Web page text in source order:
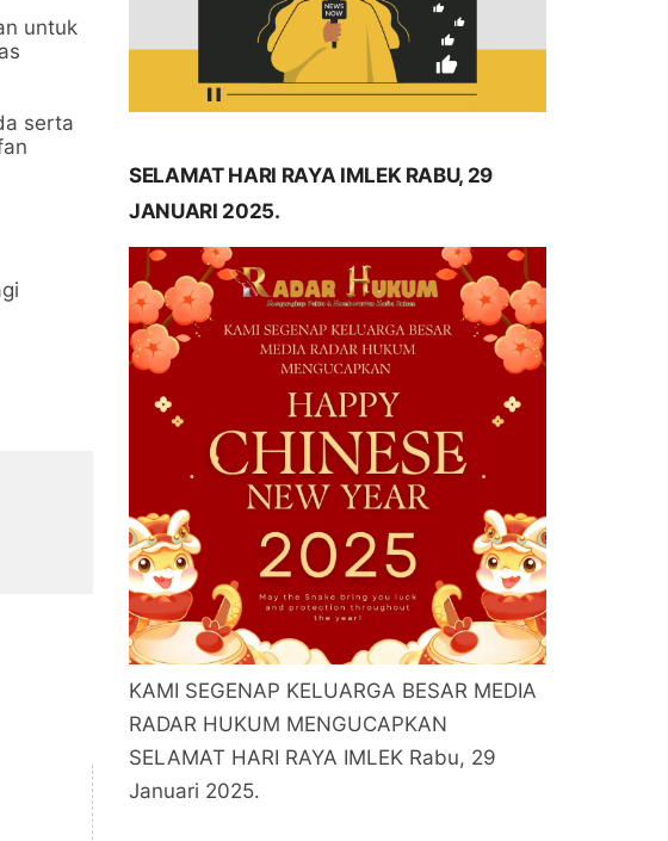
untuk
serta
SELAMAT HARI RAYA IMLEK RABU, 29
JANUARI 2025.
KAMI SEGENAP KELUARGA BESAR MEDIA
RADAR HUKUM MENGUCAPKAN
SELAMAT HARI RAYA IMLEK Rabu, 29
Januari 2025.